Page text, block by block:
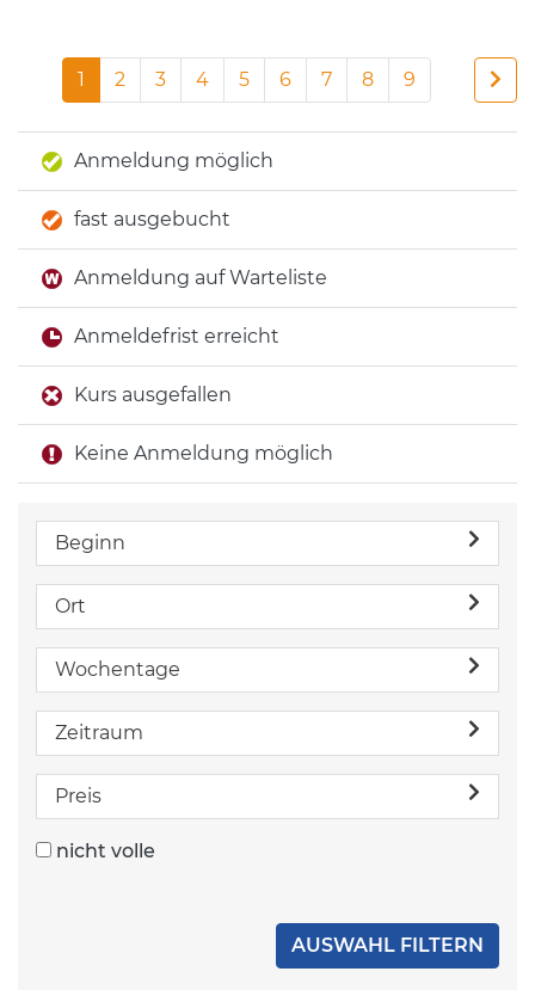
1 2 3 4 5 6 7 8 9
Anmeldung möglich
fast ausgebucht
Anmeldung auf Warteliste
Anmeldefrist erreicht
Kurs ausgefallen
Keine Anmeldung möglich
Beginn
Ort
Wochentage
Zeitraum
Preis
nicht volle